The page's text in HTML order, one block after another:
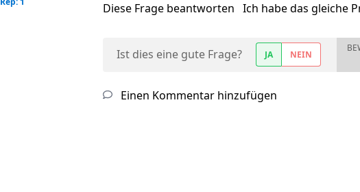
Diese Frage beantworten Ich habe das gleiche
Ist dies eine gute Frage? JA NEIN
Einen Kommentar hinzufügen